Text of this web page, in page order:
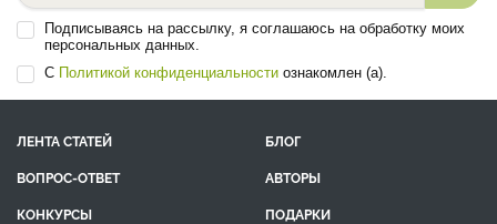
Подписываясь на рассылку, я соглашаюсь на обработку моих
персональных данных.
С Политикой конфиденциальности ознакомлен (а).
ЛЕНТА СТАТЕЙ
БЛОГ
ВОПРОС-ОТВЕТ
АВТОРЫ
КОНКУРСЫ
ПОДАРКИ